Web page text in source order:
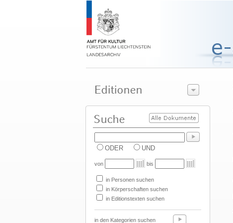
ODER UND
von bis
in Personen suchen
in Körperschaften suchen
in Editionstexten suchen
in den Kategorien suchen